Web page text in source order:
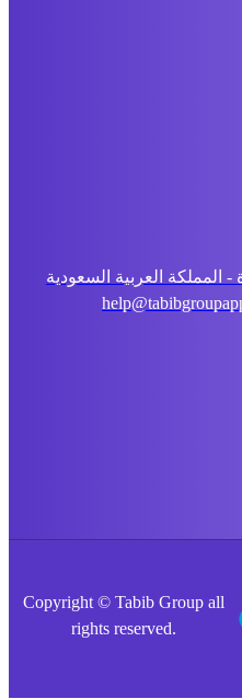
العربية السعودية
Copyright © Tabib Group
rights reserved.